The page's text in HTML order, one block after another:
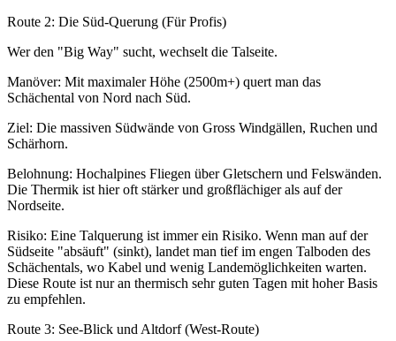
Route 2: Die Süd-Querung (Für Profis)
Wer den "Big Way" sucht, wechselt die Talseite.
Manöver: Mit maximaler Höhe (2500m+) quert man das
Schächental von Nord nach Süd.
Ziel: Die massiven Südwände von Gross Windgällen, Ruchen und
Schärhorn.
Belohnung: Hochalpines Fliegen über Gletschern und Felswänden.
Die Thermik ist hier oft stärker und großflächiger als auf der
Nordseite.
Risiko: Eine Talquerung ist immer ein Risiko. Wenn man auf der
Südseite "absäuft" (sinkt), landet man tief im engen Talboden des
Schächentals, wo Kabel und wenig Landemöglichkeiten warten.
Diese Route ist nur an thermisch sehr guten Tagen mit hoher Basis
zu empfehlen.
Route 3: See-Blick und Altdorf (West-Route)